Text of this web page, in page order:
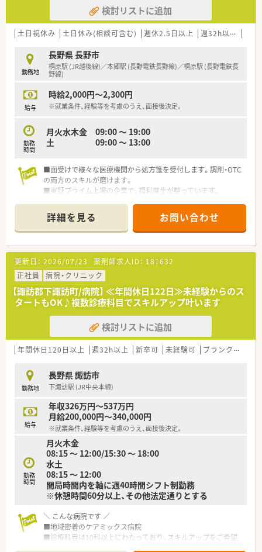
検討リストに追加
土日祝休み 土日休み(相談可含む) 週休2.5日以上 週32h以上
勤務地
長野県 長野市
桐原駅 (JR越後線)／本郷駅 (長野電鉄長野線)／桐原駅 (長野電鉄長
野線)
給与
時給2,000円～2,300円
※就業条件、経験等を考慮のうえ、面接後決定。
勤務
時間
月火水木金 09:00 ～ 19:00
土 09:00 ～ 13:00
■面受けで様々な医療機関から処方箋を受付します。調剤・OTC
の両方のスキルが磨けます。
■東証プライム上場の企業で、福利厚生が整っています。
アです。
■教育制度にも力を入れており、研修制度やe-ラーニングなど導
入しています。
詳細を見る お問い合わせ
更新日： 2026/07/23 薬剤師求人ID： 181632
正社員
病院・クリニック
【諏訪郡下諏訪町/病院】 ≪年間休日122日≫未経験からのス
タートもOK♪複数診療科目でスキルアップ叶います
検討リストに追加
年間休日120日以上 週32h以上 新卒可 未経験可 ブランク可
勤務地
長野県 諏訪市
下諏訪駅 (JR中央本線)
給与
年収326万円～537万円
月給200,000円～340,000円
※就業条件、経験等を考慮のうえ、面接後決定。
勤務
時間
月火木金
08:15 ～ 12:00/15:30 ～ 18:00
水土
08:15 ～ 12:00
開局時間内を軸に週40時間シフト制勤務
※休憩時間60分以上、その他法定通りとする
＼ こんな病院です ／
■地域密着のケアミックス病院
■診療科目は10科以上にわたっており、スキルアップをご希望